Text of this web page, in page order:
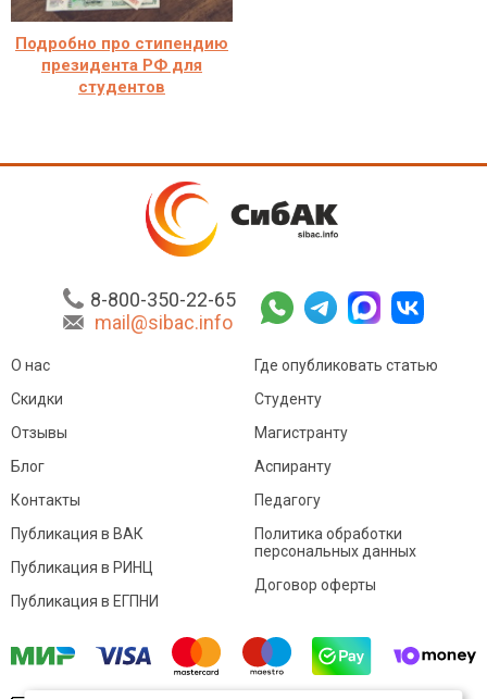
Подробно про стипендию
президента РФ для
студентов
8-800-350-22-65
mail@sibac.info
О нас
Скидки
Отзывы
Блог
Контакты
Где опубликовать статью
Студенту
Магистранту
Аспиранту
Педагогу
Публикация в ВАК
Публикация в РИНЦ
Публикация в ЕГПНИ
Политика обработки
персональных данных
Договор оферты